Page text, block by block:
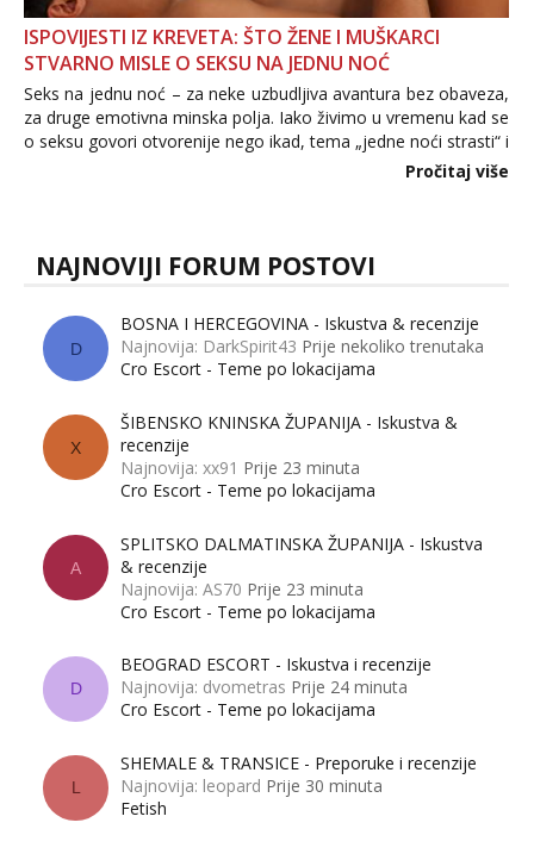
ISPOVIJESTI IZ KREVETA: ŠTO ŽENE I MUŠKARCI
STVARNO MISLE O SEKSU NA JEDNU NOĆ
Seks na jednu noć – za neke uzbudljiva avantura bez obaveza,
za druge emotivna minska polja. Iako živimo u vremenu kad se
o seksu govori otvorenije nego ikad, tema „jedne noći strasti“ i
dalje izaziva burne rasprave. Što zapravo misle žene, a što
Pročitaj više
NAJNOVIJI FORUM POSTOVI
D
BOSNA I HERCEGOVINA - Iskustva & recenzije
Najnovija: DarkSpirit43 Prije nekoliko trenutaka
Cro Escort - Teme po lokacijama
X
ŠIBENSKO KNINSKA ŽUPANIJA - Iskustva &
recenzije
Najnovija: xx91 Prije 23 minuta
Cro Escort - Teme po lokacijama
A
SPLITSKO DALMATINSKA ŽUPANIJA - Iskustva
& recenzije
Najnovija: AS70 Prije 23 minuta
Cro Escort - Teme po lokacijama
D
BEOGRAD ESCORT - Iskustva i recenzije
Najnovija: dvometras Prije 24 minuta
Cro Escort - Teme po lokacijama
L
SHEMALE & TRANSICE - Preporuke i recenzije
Najnovija: leopard Prije 30 minuta
Fetish